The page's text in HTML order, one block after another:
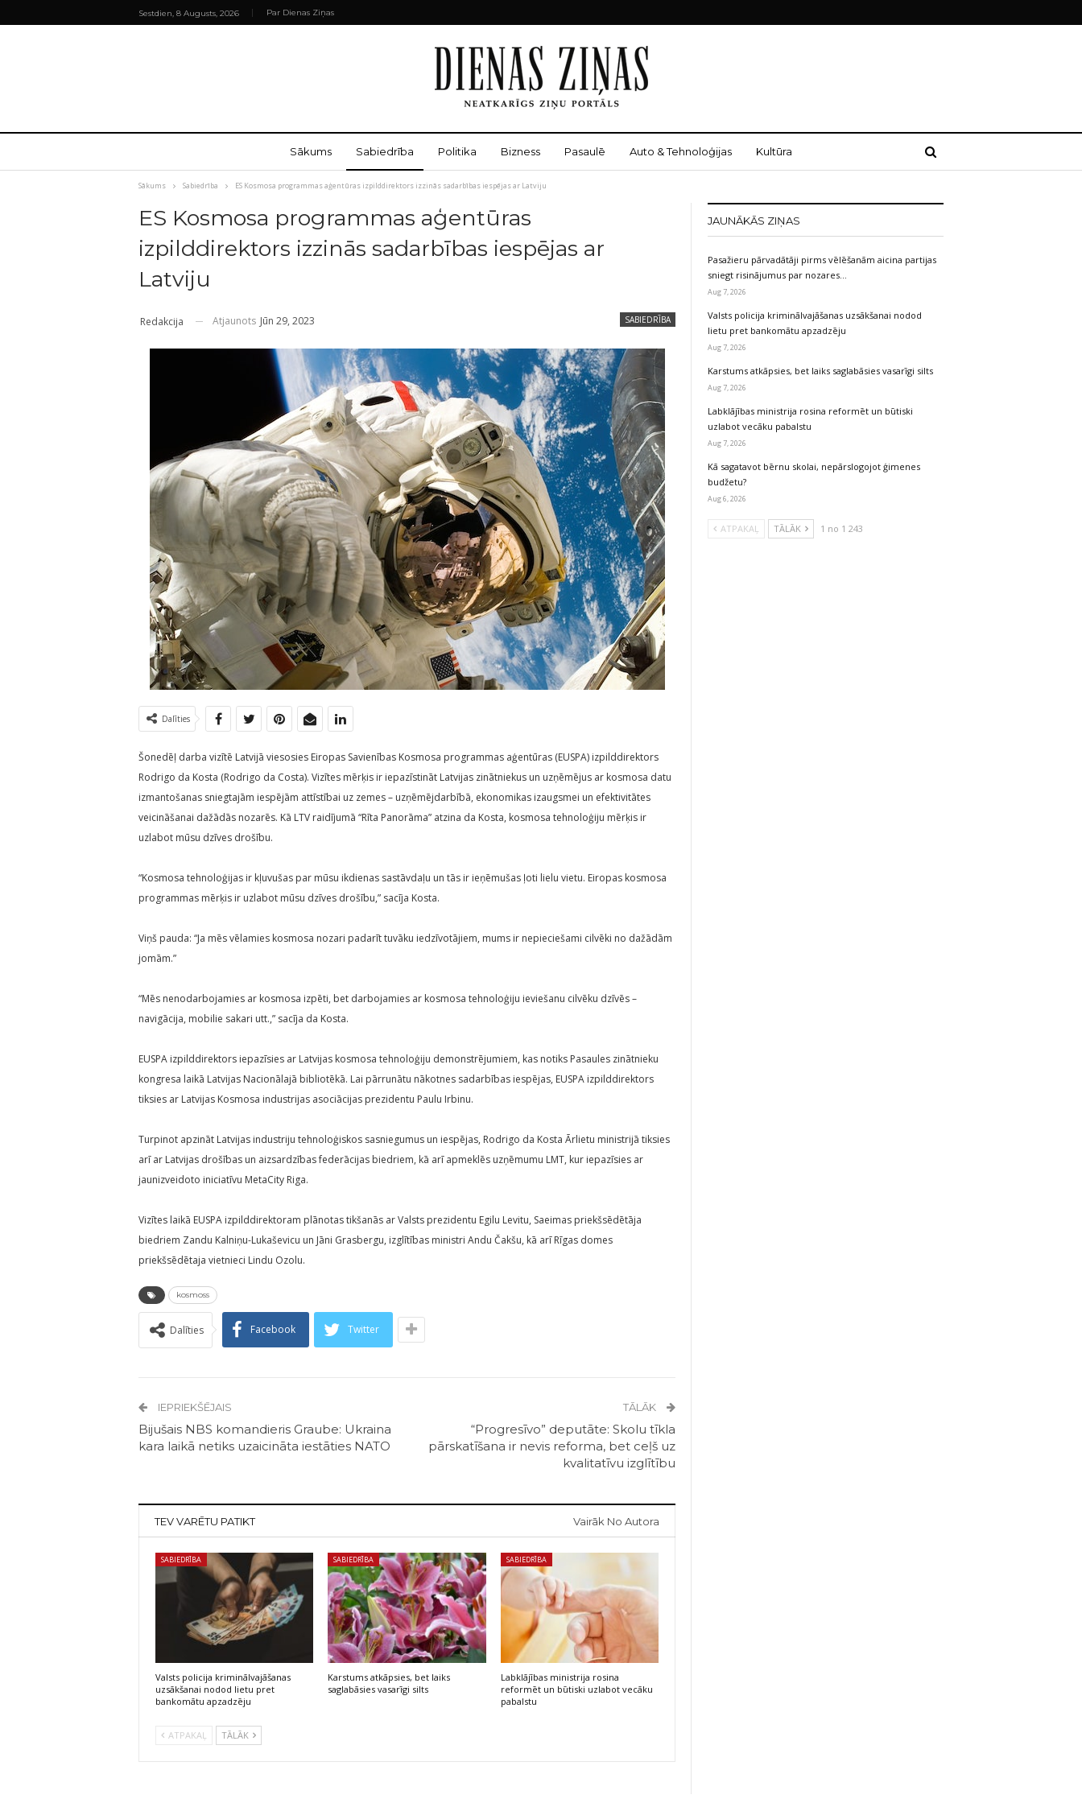
Sestdien, 8 Augusts, 2026 Par Dienas Ziņas
Sākums Sabiedrība Politika Bizness Pasaulē Auto & Tehnoloģijas Kultūra
Sākums Sabiedrība ES Kosmosa programmas aģentūras izpilddirektors izzinās sadarbības iespējas ar Latviju
ES Kosmosa programmas aģentūras
izpilddirektors izzinās sadarbības iespējas ar
Latviju
SABIEDRĪBA
Redakcija Atjaunots Jūn 29, 2023
Dalīties
Šonedēļ darba vizītē Latvijā viesosies Eiropas Savienības Kosmosa programmas aģentūras (EUSPA) izpilddirektors
Rodrigo da Kosta (Rodrigo da Costa). Vizītes mērķis ir iepazīstināt Latvijas zinātniekus un uzņēmējus ar kosmosa datu
izmantošanas sniegtajām iespējām attīstībai uz zemes – uzņēmējdarbībā, ekonomikas izaugsmei un efektivitātes
veicināšanai dažādās nozarēs. Kā LTV raidījumā “Rīta Panorāma” atzina da Kosta, kosmosa tehnoloģiju mērķis ir
uzlabot mūsu dzīves drošību.
“Kosmosa tehnoloģijas ir kļuvušas par mūsu ikdienas sastāvdaļu un tās ir ieņēmušas ļoti lielu vietu. Eiropas kosmosa
programmas mērķis ir uzlabot mūsu dzīves drošību,” sacīja Kosta.
Viņš pauda: “Ja mēs vēlamies kosmosa nozari padarīt tuvāku iedzīvotājiem, mums ir nepieciešami cilvēki no dažādām
jomām.”
“Mēs nenodarbojamies ar kosmosa izpēti, bet darbojamies ar kosmosa tehnoloģiju ieviešanu cilvēku dzīvēs –
navigācija, mobilie sakari utt.,” sacīja da Kosta.
EUSPA izpilddirektors iepazīsies ar Latvijas kosmosa tehnoloģiju demonstrējumiem, kas notiks Pasaules zinātnieku
kongresa laikā Latvijas Nacionālajā bibliotēkā. Lai pārrunātu nākotnes sadarbības iespējas, EUSPA izpilddirektors
tiksies ar Latvijas Kosmosa industrijas asociācijas prezidentu Paulu Irbinu.
Turpinot apzināt Latvijas industriju tehnoloģiskos sasniegumus un iespējas, Rodrigo da Kosta Ārlietu ministrijā tiksies
arī ar Latvijas drošības un aizsardzības federācijas biedriem, kā arī apmeklēs uzņēmumu LMT, kur iepazīsies ar
jaunizveidoto iniciatīvu MetaCity Riga.
Vizītes laikā EUSPA izpilddirektoram plānotas tikšanās ar Valsts prezidentu Egilu Levitu, Saeimas priekšsēdētāja
biedriem Zandu Kalniņu-Lukaševicu un Jāni Grasbergu, izglītības ministri Andu Čakšu, kā arī Rīgas domes
priekšsēdētaja vietnieci Lindu Ozolu.
kosmoss
Dalīties Facebook Twitter
IEPRIEKŠĒJAIS
Bijušais NBS komandieris Graube: Ukraina
kara laikā netiks uzaicināta iestāties NATO
TĀLĀK
“Progresīvo” deputāte: Skolu tīkla
pārskatīšana ir nevis reforma, bet ceļš uz
kvalitatīvu izglītību
TEV VARĒTU PATIKT Vairāk No Autora
SABIEDRĪBA
Valsts policija kriminālvajāšanas
uzsākšanai nodod lietu pret
bankomātu apzadzēju
SABIEDRĪBA
Karstums atkāpsies, bet laiks
saglabāsies vasarīgi silts
SABIEDRĪBA
Labklājības ministrija rosina
reformēt un būtiski uzlabot vecāku
pabalstu
ATPAKAĻ TĀLĀK
JAUNĀKĀS ZIŅAS
Pasažieru pārvadātāji pirms vēlēšanām aicina partijas
sniegt risinājumus par nozares…
Aug 7, 2026
Valsts policija kriminālvajāšanas uzsākšanai nodod
lietu pret bankomātu apzadzēju
Aug 7, 2026
Karstums atkāpsies, bet laiks saglabāsies vasarīgi silts
Aug 7, 2026
Labklājības ministrija rosina reformēt un būtiski
uzlabot vecāku pabalstu
Aug 7, 2026
Kā sagatavot bērnu skolai, nepārslogojot ģimenes
budžetu?
Aug 6, 2026
ATPAKAĻ TĀLĀK 1 no 1 243